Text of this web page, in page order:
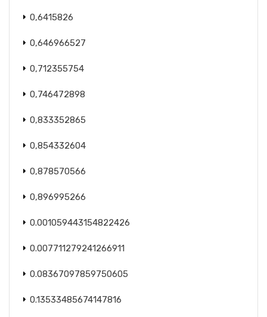
0,6415826
0,646966527
0,712355754
0,746472898
0,833352865
0,854332604
0,878570566
0,896995266
0.001059443154822426
0.007711279241266911
0.08367097859750605
0.13533485674147816